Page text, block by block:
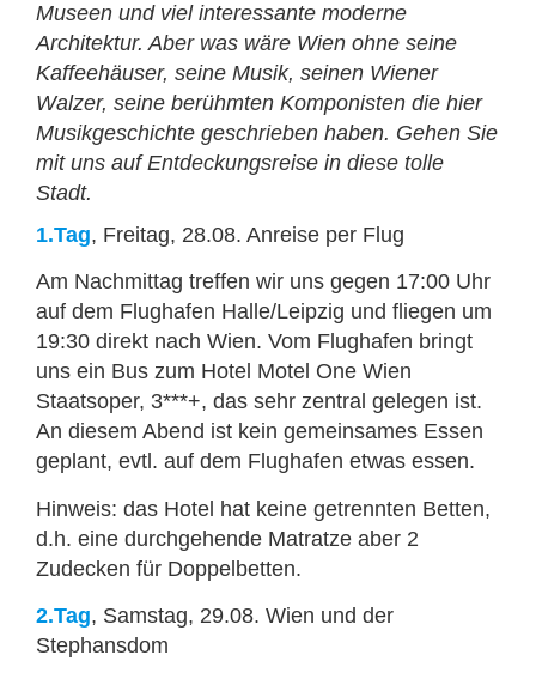
Museen und viel interessante moderne
Architektur. Aber was wäre Wien ohne seine
Kaffeehäuser, seine Musik, seinen Wiener
Walzer, seine berühmten Komponisten die hier
Musikgeschichte geschrieben haben. Gehen Sie
mit uns auf Entdeckungsreise in diese tolle
Stadt.
1.Tag, Freitag, 28.08. Anreise per Flug
Am Nachmittag treffen wir uns gegen 17:00 Uhr
auf dem Flughafen Halle/Leipzig und fliegen um
19:30 direkt nach Wien. Vom Flughafen bringt
uns ein Bus zum Hotel Motel One Wien
Staatsoper, 3***+, das sehr zentral gelegen ist.
An diesem Abend ist kein gemeinsames Essen
geplant, evtl. auf dem Flughafen etwas essen.
Hinweis: das Hotel hat keine getrennten Betten,
d.h. eine durchgehende Matratze aber 2
Zudecken für Doppelbetten.
2.Tag, Samstag, 29.08. Wien und der
Stephansdom